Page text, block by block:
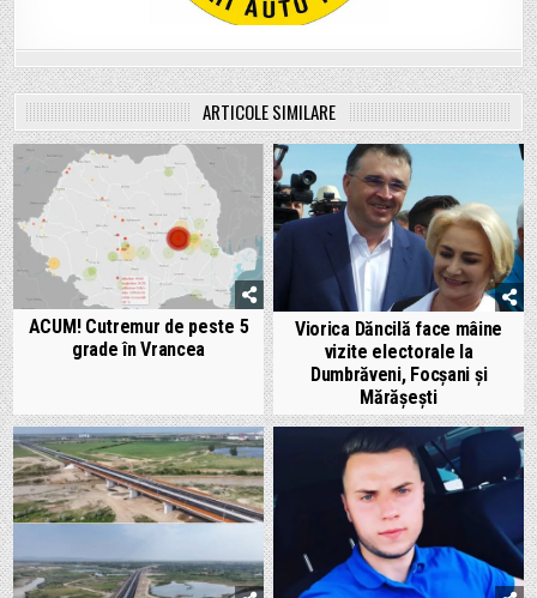
ARTICOLE SIMILARE
ACUM! Cutremur de peste 5
grade în Vrancea
Viorica Dăncilă face mâine
vizite electorale la
Dumbrăveni, Focșani și
Mărășești